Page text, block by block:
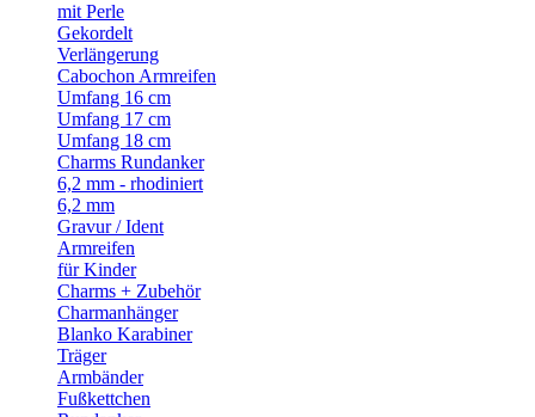
mit Perle
Gekordelt
Verlängerung
Cabochon Armreifen
Umfang 16 cm
Umfang 17 cm
Umfang 18 cm
Charms Rundanker
6,2 mm - rhodiniert
6,2 mm
Gravur / Ident
Armreifen
für Kinder
Charms + Zubehör
Charmanhänger
Blanko Karabiner
Träger
Armbänder
Fußkettchen